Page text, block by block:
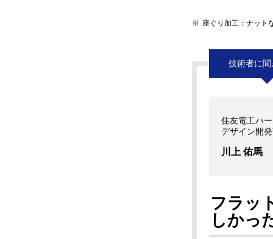
※ 座ぐり加工：ナット
技術者に
住友電工ハ
デザイン開
川上 佑馬
フラッ
しかっ